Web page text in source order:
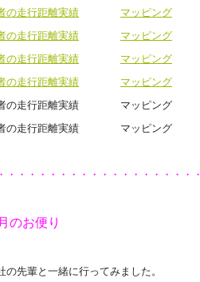
の走行距離実績
マッピング
の走行距離実績
マッピング
の走行距離実績
マッピング
の走行距離実績
マッピング
の走行距離実績 マッピング
の走行距離実績 マッピング
・・・・・・・・・・・・・・・・・・・
のお便り
先輩と一緒に行ってみました。